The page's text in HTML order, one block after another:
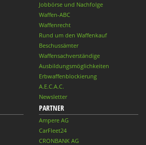
Jobbörse und Nachfolge
Waffen-ABC
Waffenrecht
Rund um den Waffenkauf
Beschussämter
Waffensachverständige
Ausbildungsmöglichkeiten
Erbwaffenblockierung
A.E.C.A.C.
Newsletter
PARTNER
Ampere AG
CarFleet24
CRONBANK AG